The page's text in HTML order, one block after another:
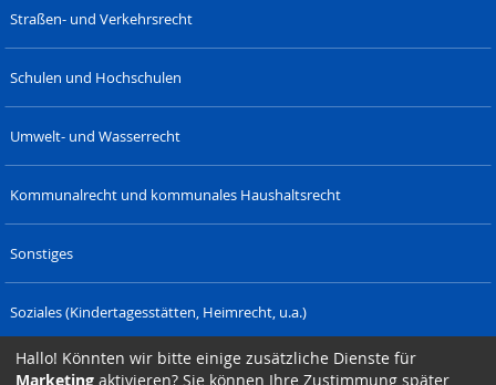
Straßen- und Verkehrsrecht
Schulen und Hochschulen
Umwelt- und Wasserrecht
Kommunalrecht und kommunales Haushaltsrecht
Sonstiges
Soziales (Kindertagesstätten, Heimrecht, u.a.)
Verwaltungsrecht (Polizeirecht u.a.)
Hallo! Könnten wir bitte einige zusätzliche Dienste für
Marketing aktivieren? Sie können Ihre Zustimmung später